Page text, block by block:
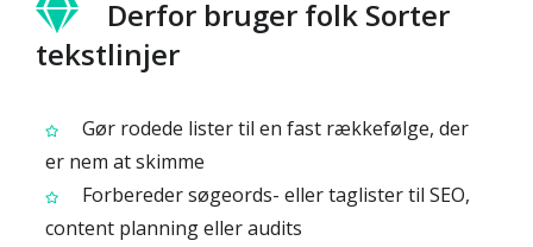
Derfor bruger folk Sorter
tekstlinjer
Gør rodede lister til en fast rækkefølge, der
er nem at skimme
Forbereder søgeords- eller taglister til SEO,
content planning eller audits